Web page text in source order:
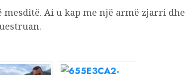
Ai u kap me një armë zjarri dhe